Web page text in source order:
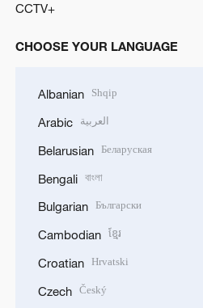
CCTV+
CHOOSE YOUR LANGUAGE
Albanian Shqip
Arabic العربية
Belarusian Беларуская
Bengali বাংলা
Bulgarian Български
Cambodian ខ្មែរ
Croatian Hrvatski
Czech Český